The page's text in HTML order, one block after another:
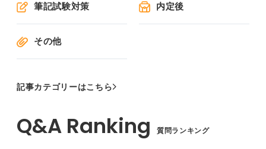
筆記試験対策 内定後
その他
記事カテゴリーはこちら
質問ランキング